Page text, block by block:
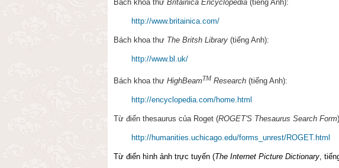
Bách khoa thư Britainica Encyclopedia (tiếng Anh):
http://www.britainica.com/
Bách khoa thư The Britsh Library (tiếng Anh):
http://www.bl.uk/
Bách khoa thư HighBeamTM Research (tiếng Anh):
http://encyclopedia.com/home.html
Từ điển thesaurus của Roget (ROGET'S Thesaurus Search Form
http://humanities.uchicago.edu/forms_unrest/ROGET.html
Từ điển hình ảnh trực tuyến (The Internet Picture Dictionary,